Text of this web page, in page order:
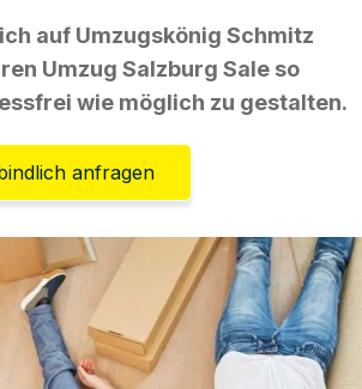
auf Umzugskönig Schmitz
Umzug Salzburg Sale so
wie möglich zu gestalten.
anfragen